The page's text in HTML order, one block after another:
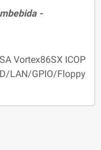
-
Vortex86SX ICOP
LAN/GPIO/Floppy